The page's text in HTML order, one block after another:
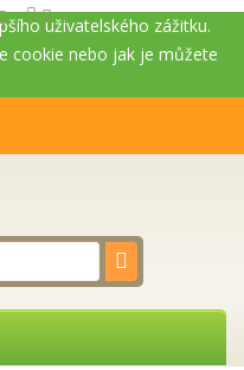
uživatelského zážitku.
cookie nebo jak je můžete